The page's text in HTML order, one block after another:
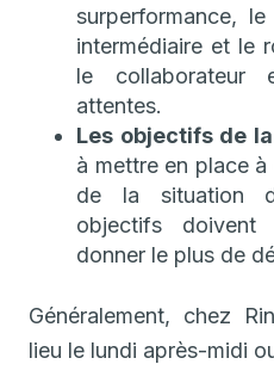
surperformance,
intermédiaire et le
le collaborateur
attentes.
Les objectifs de
à mettre en place
de la situation
objectifs
donner le plus de
Généralement, chez
lieu le lundi après-midi